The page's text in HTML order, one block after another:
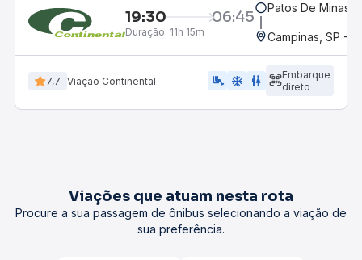
19:30 06:45
Duração: 11h 15m
Patos De Minas,
Campinas, SP -
7,7 Viação Continental airline_seat_legroom_extra ac_unit wc
Embarque
direto
Viações que atuam nesta rota
Procure a sua passagem de ônibus selecionando a viação de
sua preferência.